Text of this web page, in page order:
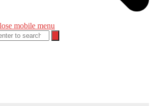
mobile menu